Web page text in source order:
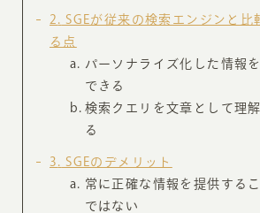
2
SGEが従来の検索エンジンと比
る点
パーソナライズ化した情報
できる
検索クエリを文章として理
る
3
SGEのデメリット
常に正確な情報を提供する
ではない